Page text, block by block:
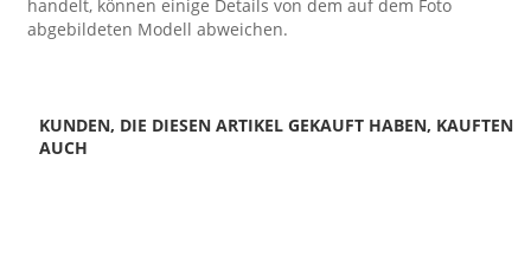
handelt, können einige Details von dem auf dem Foto
abgebildeten Modell abweichen.
KUNDEN, DIE DIESEN ARTIKEL GEKAUFT HABEN, KAUFTEN
AUCH